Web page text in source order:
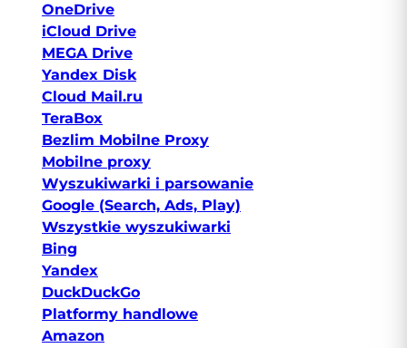
OneDrive
iCloud Drive
MEGA Drive
Yandex Disk
Cloud Mail.ru
TeraBox
Bezlim Mobilne Proxy
Mobilne proxy
Wyszukiwarki i parsowanie
Google (Search, Ads, Play)
Wszystkie wyszukiwarki
Bing
Yandex
DuckDuckGo
Platformy handlowe
Amazon